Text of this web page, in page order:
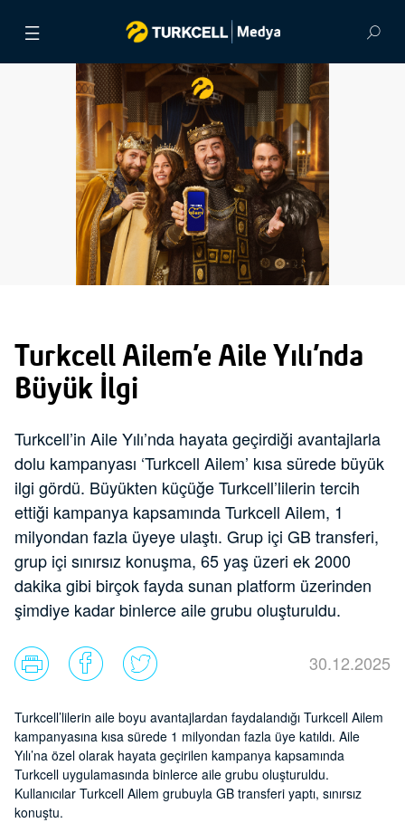
BASIN BÜLTENLERİ
VİDEOLAR
GÖRSEL ARŞİV
Turkcell Ailem’e Aile Yılı’nda
Büyük İlgi
Turkcell’in Aile Yılı’nda hayata geçirdiği avantajlarla
dolu kampanyası ‘Turkcell Ailem’ kısa sürede büyük
ilgi gördü. Büyükten küçüğe Turkcell’lilerin tercih
ettiği kampanya kapsamında Turkcell Ailem, 1
milyondan fazla üyeye ulaştı. Grup içi GB transferi,
grup içi sınırsız konuşma, 65 yaş üzeri ek 2000
dakika gibi birçok fayda sunan platform üzerinden
şimdiye kadar binlerce aile grubu oluşturuldu.
30.12.2025
Turkcell’lilerin aile boyu avantajlardan faydalandığı Turkcell Ailem
kampanyasına kısa sürede 1 milyondan fazla üye katıldı. Aile
Yılı’na özel olarak hayata geçirilen kampanya kapsamında
Turkcell uygulamasında binlerce aile grubu oluşturuldu.
Kullanıcılar Turkcell Ailem grubuyla GB transferi yaptı, sınırsız
konuştu.